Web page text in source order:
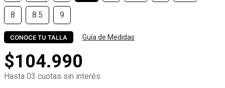
8 8.5 9
CONOCE TU TALLA Guía de Medidas
$104.990
Hasta 03 cuotas sin interés